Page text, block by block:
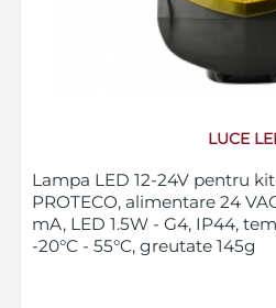
LUCE
Lampa LED 12-24V pentru
PROTECO, alimentare 24
mA, LED 1.5W - G4, IP44,
-20°C - 55°C, greutate 145g